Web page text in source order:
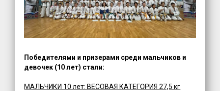
Победителями и призерами среди мальчиков и
девочек (10 лет) стали:
МАЛЬЧИКИ 10 лет: ВЕСОВАЯ КАТЕГОРИЯ 27,5 кг